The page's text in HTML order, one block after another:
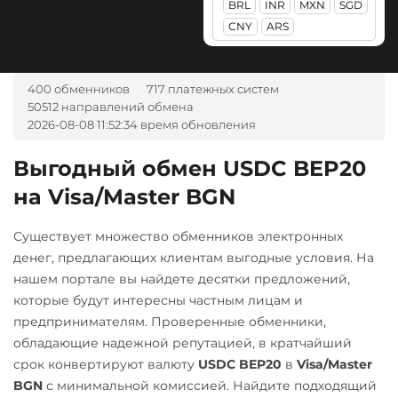
Sushi
Synthetix (SNX)
Tether (USDT)
ERC20 TRC20
BEP20
AVAXC
OP
TON
NEAR
Tether Gold (XAUt)
Tezos (XTZ)
THETA
Tron (TRX)
Ontology (ONT)
Optimism (OP)
Pepe
Qtum
Ravencoin (RVN)
Ripple (XRP)
Shib
Альфа-Банк
RUB
UAH
Беларусбанк BYN
ВТБ Банк RUB
Карта Unionpay CNY
Карта UZCARD UZS
Карта МИР RUB
Любой банк
USD RUB EUR
UAH
KZT
GBP CNY
THB
BRL
INR MXN
SGD
CNY
ARS
400 обменников
717 платежных систем
50512 направлений обмена
2026-08-08 11:52:34 время обновления
Выгодный обмен USDC BEP20
на Visa/Master BGN
Существует множество обменников электронных
денег, предлагающих клиентам выгодные условия. На
нашем портале вы найдете десятки предложений,
которые будут интересны частным лицам и
предпринимателям. Проверенные обменники,
обладающие надежной репутацией, в кратчайший
срок конвертируют валюту USDC BEP20 в Visa/Master
BGN с минимальной комиссией. Найдите подходящий